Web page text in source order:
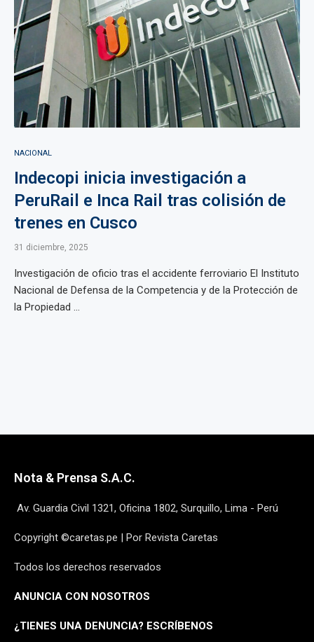
NACIONAL
Indecopi inicia investigación a
PeruRail e Inca Rail tras colisión de
trenes en Cusco
31 diciembre, 2025
Investigación de oficio tras el accidente ferroviario El Instituto
Nacional de Defensa de la Competencia y de la Protección de
la Propiedad ...
Nota & Prensa S.A.C.
Av. Guardia Civil 1321, Oficina 1802, Surquillo, Lima - Perú
Copyright ©caretas.pe | Por Revista Caretas
Todos los derechos reservados
ANUNCIA CON NOSOTROS
¿TIENES UNA DENUNCIA? ESCRÍBENOS